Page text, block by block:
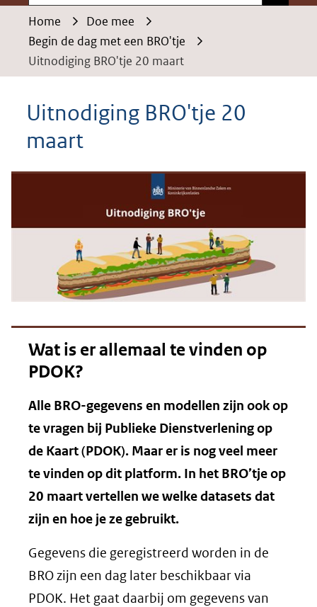
Home
Doe mee
Begin de dag met een BRO'tje
Uitnodiging BRO'tje 20 maart
Uitnodiging BRO'tje 20
maart
Wat is er allemaal te vinden op
PDOK?
Alle BRO-gegevens en modellen zijn ook op
te vragen bij Publieke Dienstverlening op
de Kaart (PDOK). Maar er is nog veel meer
te vinden op dit platform. In het BRO’tje op
20 maart vertellen we welke datasets dat
zijn en hoe je ze gebruikt.
Gegevens die geregistreerd worden in de
BRO zijn een dag later beschikbaar via
PDOK. Het gaat daarbij om gegevens van